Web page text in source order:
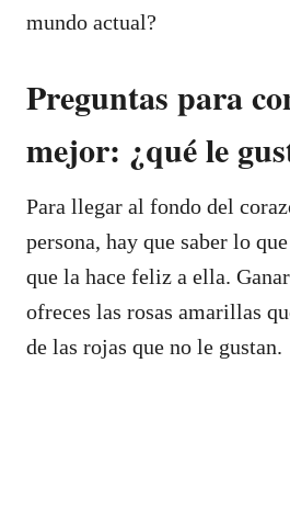
mundo actual?
Preguntas para
mejor: ¿qué le
Para llegar al fondo del
persona, hay que saber lo
que la hace feliz a ella.
ofreces las rosas amarillas
de las rojas que no le gustan.